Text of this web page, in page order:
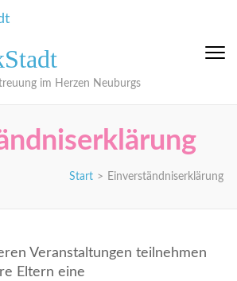
im Herzen Neuburgs
Start > Einverständniserklärung
Veranstaltungen teilnehmen
Eltern eine